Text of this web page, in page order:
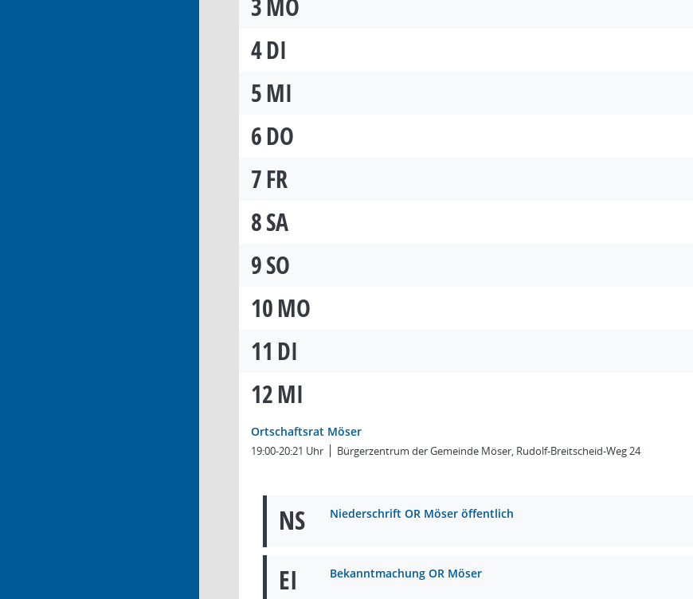
3 MO
4DI
5MI
6DO
7FR
8SA
9SO
10MO
11 DI
12MI
Ortschaftsrat Möser
19:00-20:21 Uhr Bürgerzentrum der Gemeinde Möser, Rudolf-Breitscheid-Weg 24
NS Niederschrift OR Möser öffentlich
EI Bekanntmachung OR Möser